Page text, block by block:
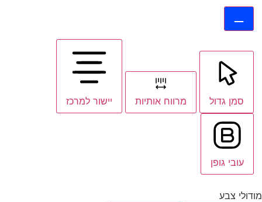
סמן גדול מרווח אותיות יישור למרכז
עובי גופן
מודולי צבע